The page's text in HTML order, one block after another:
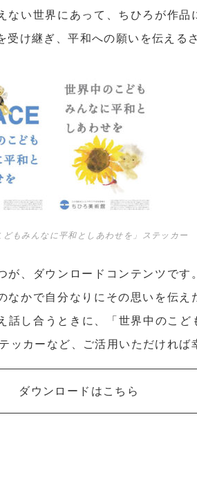
ない世界にあって、ちひろが作
受け継ぎ、平和への願いを伝える
どもみんなに平和としあわせを」ステッカー
が、ダウンロードコンテンツで
なかで自分なりにその思いを伝
話し合うときに、「世界中のこ
ッカーなど、ご活用いただければ
ダウンロードはこちら